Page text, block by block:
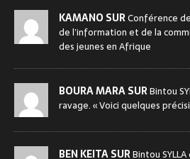
KAMANO SURConférence
de l’information et de la
des jeunes en Afrique
BOURA MARA SURBintou
ravage. « Voici quelques
BEN KEITA SURBintou